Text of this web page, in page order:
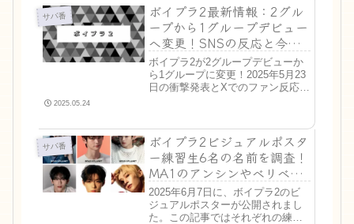
ね！K第2話まとめ番組開始前にユ
メキの歌...
サバ番
ボイプラ2最新情報：2グル
ープから1グループデビュー
へ変更！SNSの反応と今後
の注目点【2025年5月】
ボイプラ2が2グループデビューか
ら1グループに変更！2025年5月23
日の衝撃発表とXでのファン反応を
2025.05.24
サバ番
ボイプラ2ビジュアルポスタ
ー練習生6名の名前を調査！
MA1のアンシンやベリベリ
のカンミンも！
2025年6月7日に、ボイプラ2のビ
ジュアルポスターが公開されまし
た。この記事ではそれぞれの練習